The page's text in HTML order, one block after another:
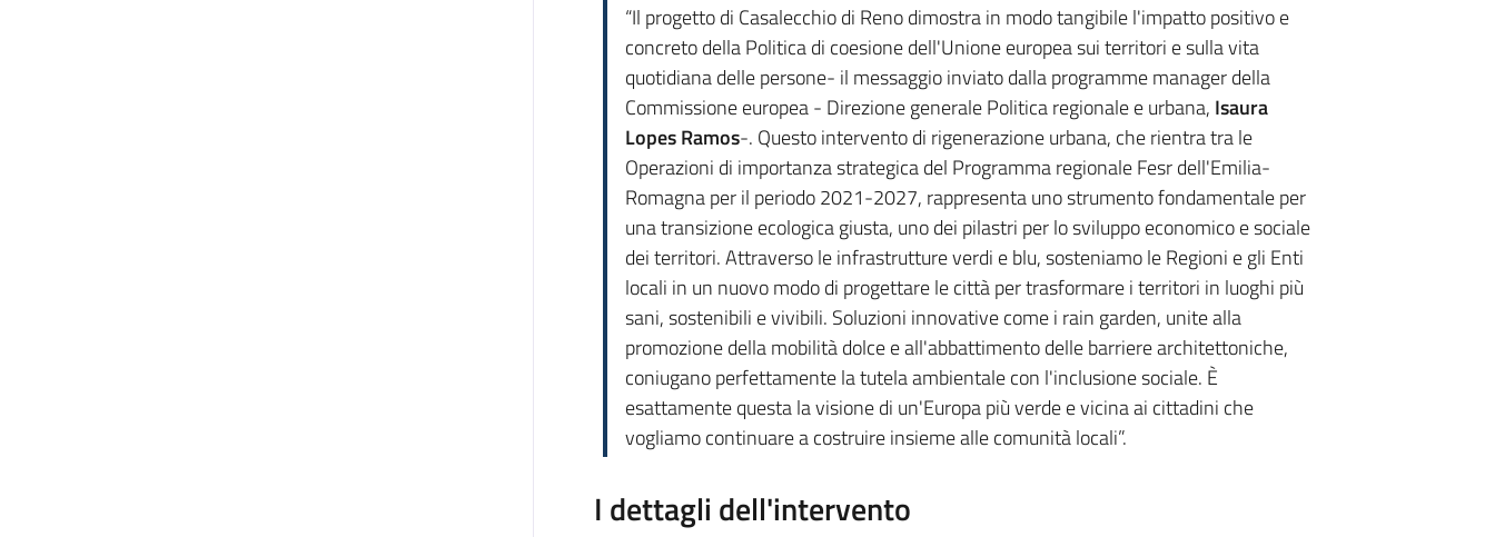
“Il progetto di Casalecchio di Reno dimostra in modo tangibile l'impatto positivo e
concreto della Politica di coesione dell'Unione europea sui territori e sulla vita
quotidiana delle persone- il messaggio inviato dalla programme manager della
Commissione europea - Direzione generale Politica regionale e urbana, Isaura
Lopes Ramos-. Questo intervento di rigenerazione urbana, che rientra tra le
Operazioni di importanza strategica del Programma regionale Fesr dell'Emilia-
Romagna per il periodo 2021-2027, rappresenta uno strumento fondamentale per
una transizione ecologica giusta, uno dei pilastri per lo sviluppo economico e sociale
dei territori. Attraverso le infrastrutture verdi e blu, sosteniamo le Regioni e gli Enti
locali in un nuovo modo di progettare le città per trasformare i territori in luoghi più
sani, sostenibili e vivibili. Soluzioni innovative come i rain garden, unite alla
promozione della mobilità dolce e all'abbattimento delle barriere architettoniche,
coniugano perfettamente la tutela ambientale con l'inclusione sociale. È
esattamente questa la visione di un'Europa più verde e vicina ai cittadini che
vogliamo continuare a costruire insieme alle comunità locali”.
I dettagli dell'intervento